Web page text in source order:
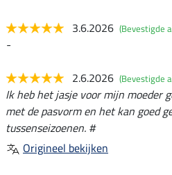
3.6.2026 (Bevestigde
-
2.6.2026 (Bevestigde
Ik heb het jasje voor mijn moeder
met de pasvorm en het kan goed
tussenseizoenen. #
Origineel bekijken